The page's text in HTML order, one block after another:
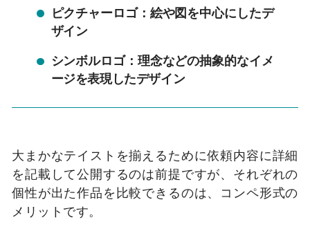
ピクチャーロゴ：絵や図を中心にしたデ
ザイン
シンボルロゴ：理念などの抽象的なイメ
ージを表現したデザイン
大まかなテイストを揃えるために依頼内容に詳細
を記載して公開するのは前提ですが、それぞれの
個性が出た作品を比較できるのは、コンペ形式の
メリットです。